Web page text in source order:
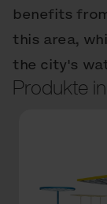
benefits
this area,
the city's
Produkte